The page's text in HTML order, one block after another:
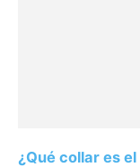
¿Qué collar es